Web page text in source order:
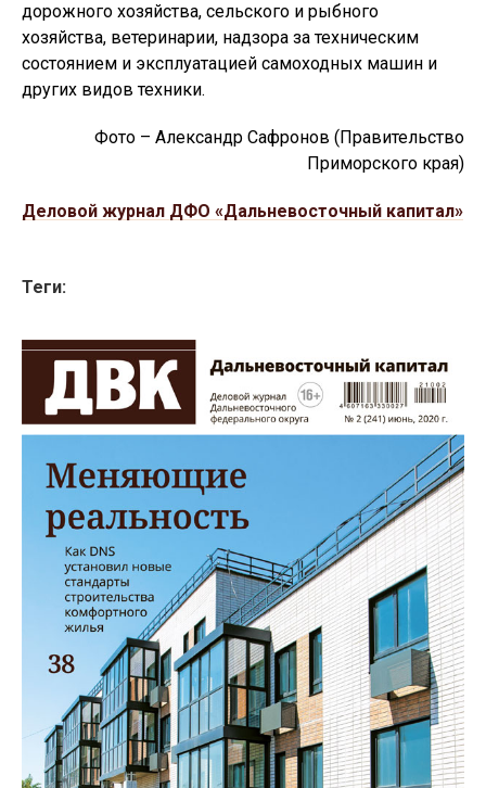
дорожного хозяйства, сельского и рыбного
хозяйства, ветеринарии, надзора за техническим
состоянием и эксплуатацией самоходных машин и
других видов техники.
Фото – Александр Сафронов (Правительство
Приморского края)
Деловой журнал ДФО «Дальневосточный капитал»
Теги: